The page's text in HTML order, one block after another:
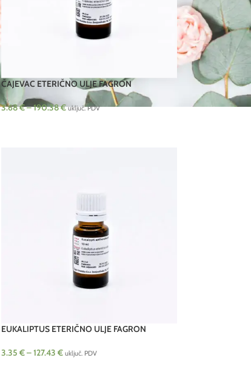
ČAJEVAC ETERIČNO ULJE FAGRON
3.68€–190.38€ uključ. PDV
EUKALIPTUS ETERIČNO ULJE FAGRON
3.35 €–127.43 € uključ. PDV